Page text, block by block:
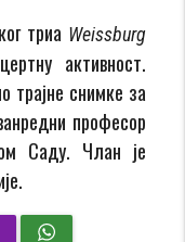
триа Weissburg
активност.
трајне снимке за
професор
Саду. Члан је